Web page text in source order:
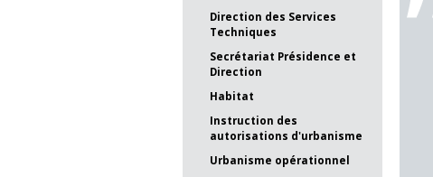
Direction des Services
Techniques
Secrétariat Présidence et
Direction
Habitat
Instruction des
autorisations d'urbanisme
Urbanisme opérationnel